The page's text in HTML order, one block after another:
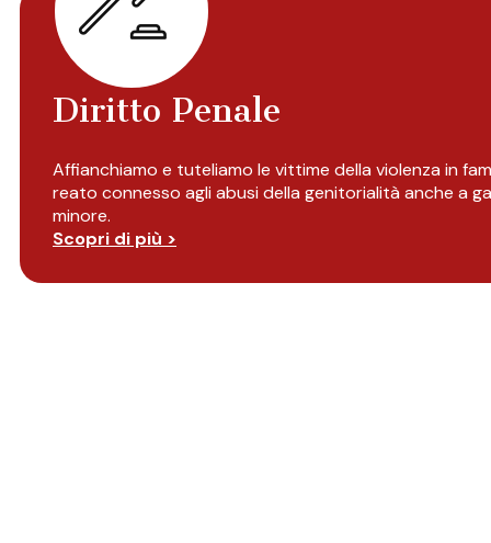
Diritto Penale
Affianchiamo e tuteliamo le vittime della violenza in
reato connesso agli abusi della genitorialità anche a
minore.
Scopri di più >